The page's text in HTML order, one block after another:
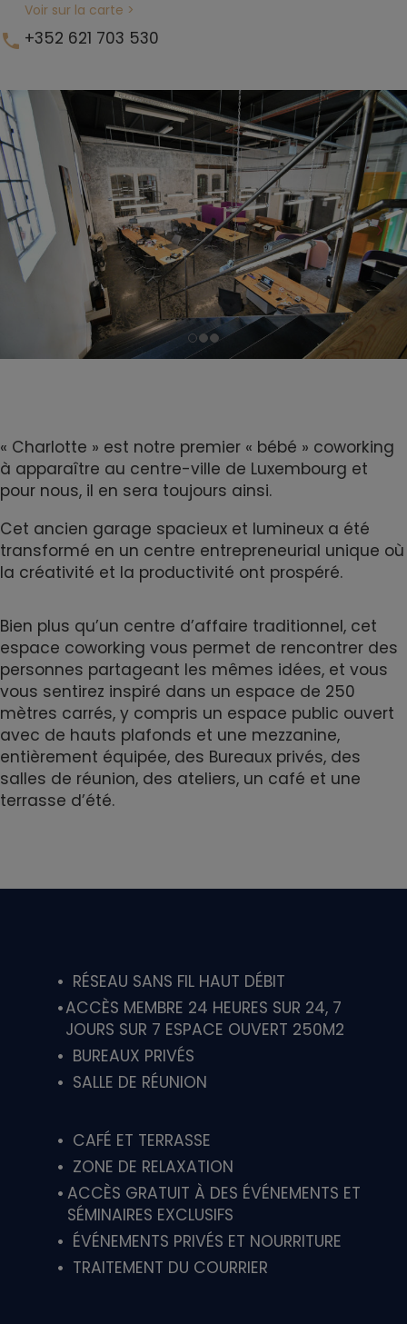
Voir sur la carte >
phone +352 621 703 530
« Charlotte » est notre premier « bébé » coworking
à apparaître au centre-ville de Luxembourg et
pour nous, il en sera toujours ainsi.
Cet ancien garage spacieux et lumineux a été
transformé en un centre entrepreneurial unique où
la créativité et la productivité ont prospéré.
Bien plus qu’un centre d’affaire traditionnel, cet
espace coworking vous permet de rencontrer des
personnes partageant les mêmes idées, et vous
vous sentirez inspiré dans un espace de 250
mètres carrés, y compris un espace public ouvert
avec de hauts plafonds et une mezzanine,
entièrement équipée, des Bureaux privés, des
salles de réunion, des ateliers, un café et une
terrasse d’été.
RÉSEAU SANS FIL HAUT DÉBIT
ACCÈS MEMBRE 24 HEURES SUR 24, 7
JOURS SUR 7 ESPACE OUVERT 250M2
BUREAUX PRIVÉS
SALLE DE RÉUNION
CAFÉ ET TERRASSE
ZONE DE RELAXATION
ACCÈS GRATUIT À DES ÉVÉNEMENTS ET
SÉMINAIRES EXCLUSIFS
ÉVÉNEMENTS PRIVÉS ET NOURRITURE
TRAITEMENT DU COURRIER